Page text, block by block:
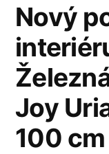
Nový
Joy
100 cm